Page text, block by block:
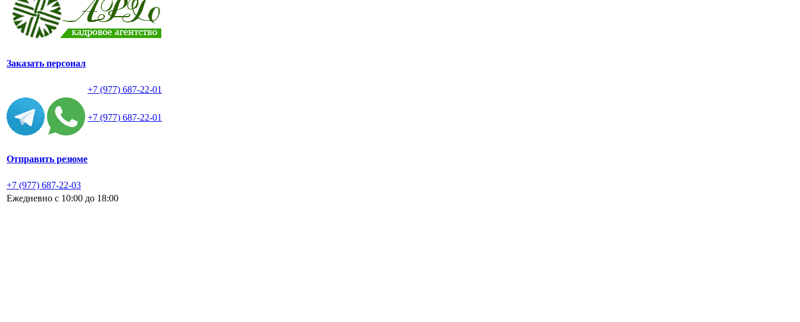
Заказать персонал
+7 (977) 687-22-01
+7 (977) 687-22-01
Отправить резюме
+7 (977) 687-22-03
Ежедневно с 10:00 до 18:00